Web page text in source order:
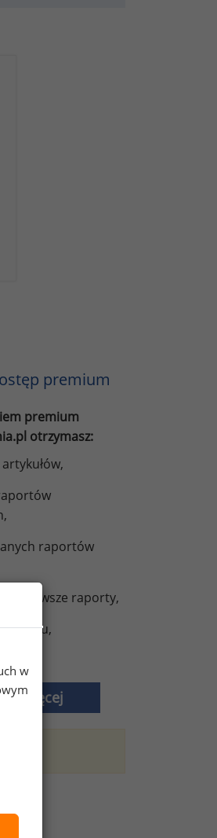
premium
premium
otrzymasz:
raportów
najnowsze raporty,
więcej
w